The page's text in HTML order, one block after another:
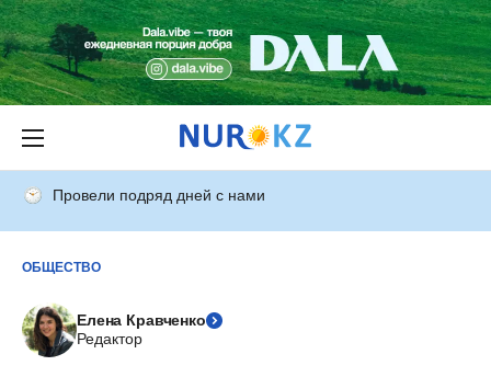
Провели подряд дней с нами
ОБЩЕСТВО
Елена Кравченко
Редактор